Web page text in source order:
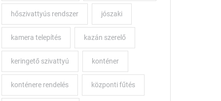
hőszivattyús rendszer jószaki
kamera telepítés kazán szerelő
keringető szivattyú konténer
konténere rendelés központi fűtés